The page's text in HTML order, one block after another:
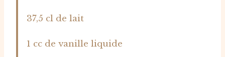
37,5 cl de lait
1 cc de vanille liquide